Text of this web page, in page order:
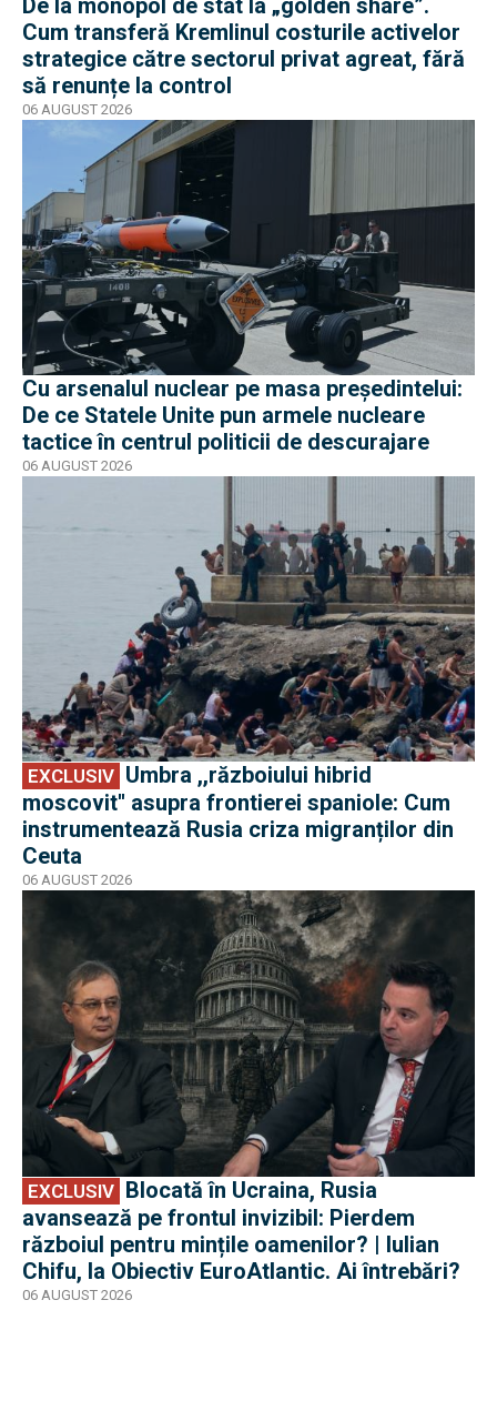
De la monopol de stat la „golden share”.
Cum transferă Kremlinul costurile activelor
strategice către sectorul privat agreat, fără
să renunțe la control
06 AUGUST 2026
Cu arsenalul nuclear pe masa preşedintelui:
De ce Statele Unite pun armele nucleare
tactice în centrul politicii de descurajare
06 AUGUST 2026
EXCLUSIV
moscovit'' asupra frontierei spaniole: Cum
instrumentează Rusia criza migranților din
Ceuta
06 AUGUST 2026
EXCLUSIV
avansează pe frontul invizibil: Pierdem
războiul pentru mințile oamenilor? | Iulian
Chifu, la Obiectiv EuroAtlantic. Ai întrebări?
06 AUGUST 2026